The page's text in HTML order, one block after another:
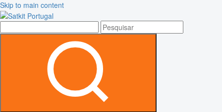
Skip to main content